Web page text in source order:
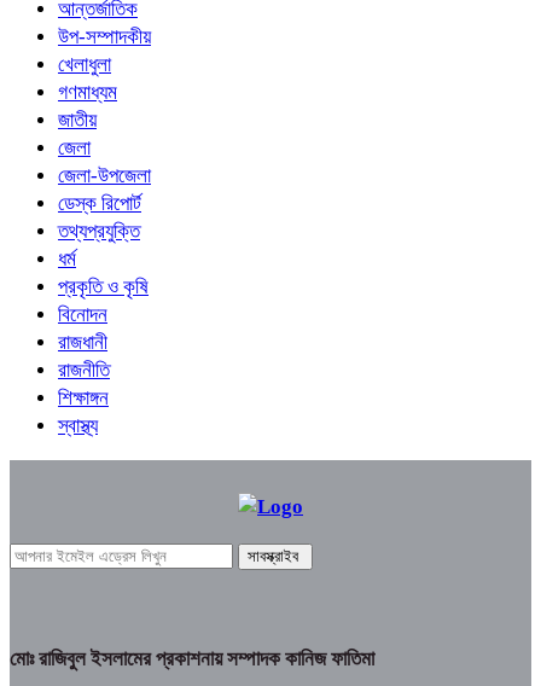
আন্তর্জাতিক
উপ-সম্পাদকীয়
খেলাধুলা
গণমাধ্যম
জাতীয়
জেলা
জেলা-উপজেলা
ডেস্ক রিপোর্ট
তথ্যপ্রযুক্তি
ধর্ম
প্রকৃতি ও কৃষি
বিনোদন
রাজধানী
রাজনীতি
শিক্ষাঙ্গন
স্বাস্থ্য
মোঃ রাজিবুল ইসলামের প্রকাশনায় সম্পাদক কানিজ ফাতিমা